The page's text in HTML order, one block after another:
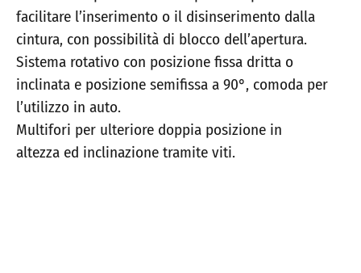
facilitare l’inserimento o il disinserimento dalla
cintura, con possibilità di blocco dell’apertura.
Sistema rotativo con posizione fissa dritta o
inclinata e posizione semifissa a 90°, comoda per
l’utilizzo in auto.
Multifori per ulteriore doppia posizione in
altezza ed inclinazione tramite viti.